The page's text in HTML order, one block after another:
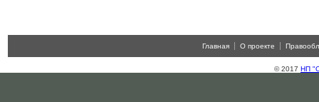
Главная О проекте
© 2017 НП